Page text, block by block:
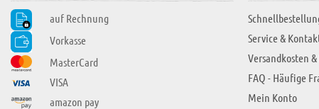
auf Rechnung
Vorkasse
MasterCard
VISA
amazon pay
Service &
Versandkosten
FAQ - Häufige
Mein Konto